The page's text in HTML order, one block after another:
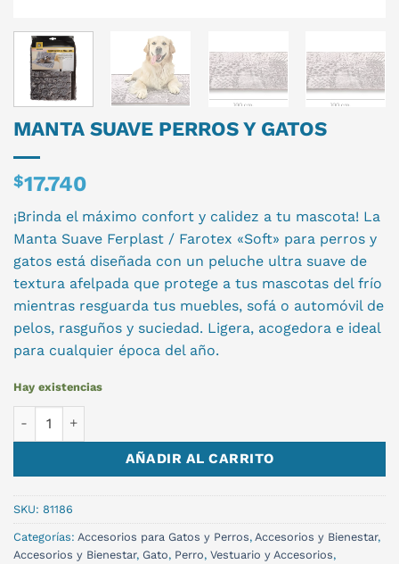
MANTA SUAVE PERROS Y GATOS
$17.740
¡Brinda el máximo confort y calidez a tu mascota! La
Manta Suave Ferplast / Farotex «Soft» para perros y
gatos está diseñada con un peluche ultra suave de
textura afelpada que protege a tus mascotas del frío
mientras resguarda tus muebles, sofá o automóvil de
pelos, rasguños y suciedad. Ligera, acogedora e ideal
para cualquier época del año.
Hay existencias
AÑADIR AL CARRITO
SKU: 81186
Categorías: Accesorios para Gatos y Perros, Accesorios y Bienestar,
Accesorios y Bienestar, Gato, Perro, Vestuario y Accesorios,